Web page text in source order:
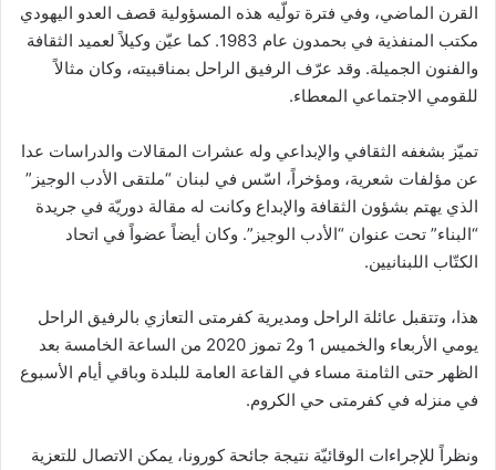
القرن الماضي، وفي فترة تولّيه هذه المسؤولية قصف العدو اليهودي
مكتب المنفذية في بحمدون عام 1983. كما عيّن وكيلاً لعميد الثقافة
والفنون الجميلة. وقد عرّف الرفيق الراحل بمناقبيته، وكان مثالاً
للقومي الاجتماعي المعطاء.
تميّز بشغفه الثقافي والإبداعي وله عشرات المقالات والدراسات عدا
عن مؤلفات شعرية، ومؤخراً، اسّس في لبنان “ملتقى الأدب الوجيز”
الذي يهتم بشؤون الثقافة والإبداع وكانت له مقالة دوريّة في جريدة
“البناء” تحت عنوان “الأدب الوجيز”. وكان أيضاً عضواً في اتحاد
الكتّاب اللبنانيين.
هذا، وتتقبل عائلة الراحل ومديرية كفرمتى التعازي بالرفيق الراحل
يومي الأربعاء والخميس 1 و2 تموز 2020 من الساعة الخامسة بعد
الظهر حتى الثامنة مساء في القاعة العامة للبلدة وباقي أيام الأسبوع
في منزله في كفرمتى حي الكروم.
ونظراً للإجراءات الوقائيّة نتيجة جائحة كورونا، يمكن الاتصال للتعزية